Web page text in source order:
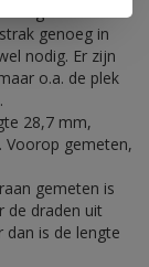
van beide
genoeg in
nodig. Er zijn
o.a. de plek
28,7 mm,
Voorop gemeten,
gemeten is
de draden uit
dan is de lengte